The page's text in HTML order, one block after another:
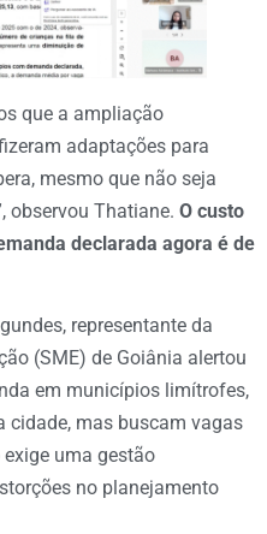
que a ampliação
adaptações para
mesmo que não seja
observou Thatiane. O custo
declarada agora é de
representante da
(SME) de Goiânia alertou
em municípios limítrofes,
cidade, mas buscam vagas
uma gestão
no planejamento